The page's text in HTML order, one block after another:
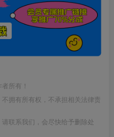
所有！
拥有所有权，不承担相关法律责
联系我们，会尽快给予删除处